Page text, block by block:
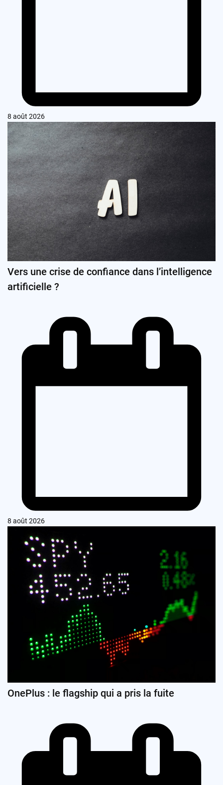
8 août 2026
Vers une crise de confiance dans l’intelligence
artificielle ?
8 août 2026
OnePlus : le flagship qui a pris la fuite